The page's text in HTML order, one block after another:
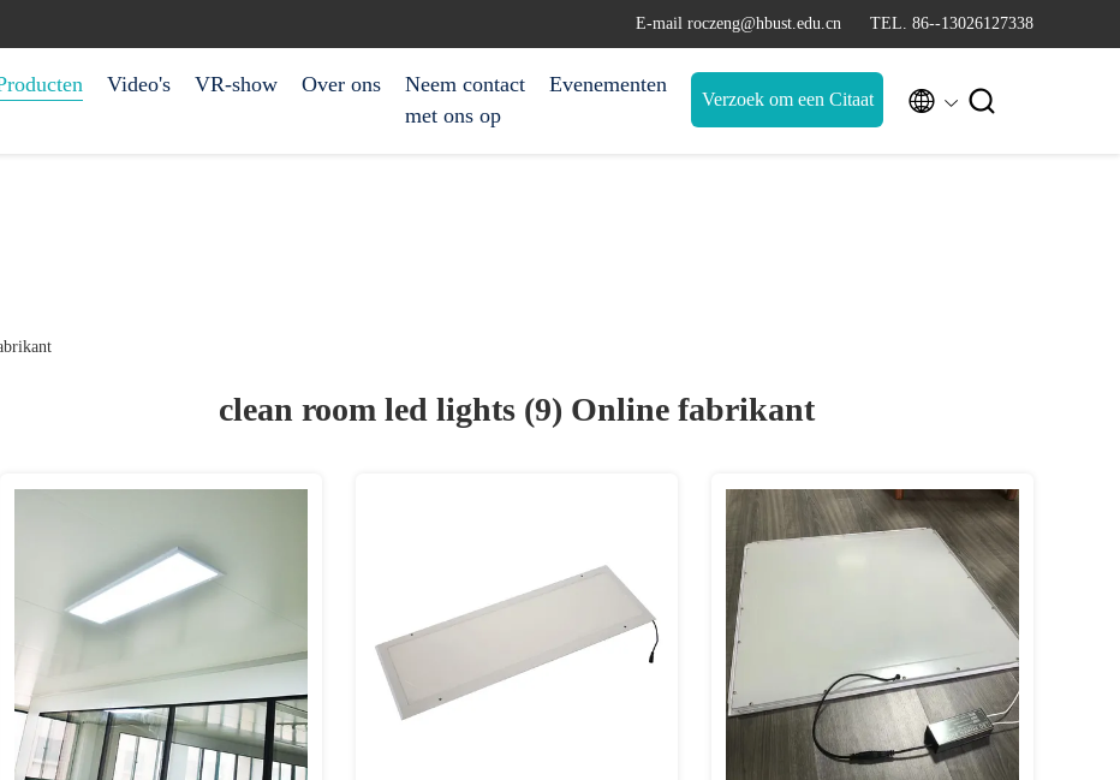
E-mail roczeng@hbust.edu.cn TEL. 86--13026127338
Video's VR-show Over ons
Neem contact
met ons op
Evenementen
Verzoek om een Citaat  
clean room led lights (9) Online fabrikant